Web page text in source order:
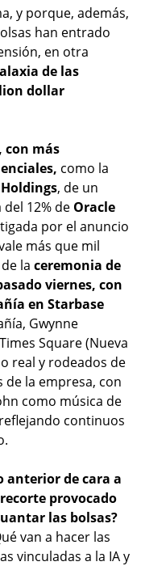
y porque, además,
han entrado
en otra
de las
dollar
con más
como la
, de un
del 12% de Oracle
por el anuncio
más que mil
la ceremonia de
viernes, con
en Starbase
Gwynne
Square (Nueva
real y rodeados de
la empresa, con
como música de
continuos
anterior de cara a
provocado
las bolsas?
van a hacer las
vinculadas a la IA y